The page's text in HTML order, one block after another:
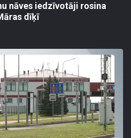
nāves iedzīvotāji rosina
dīķī